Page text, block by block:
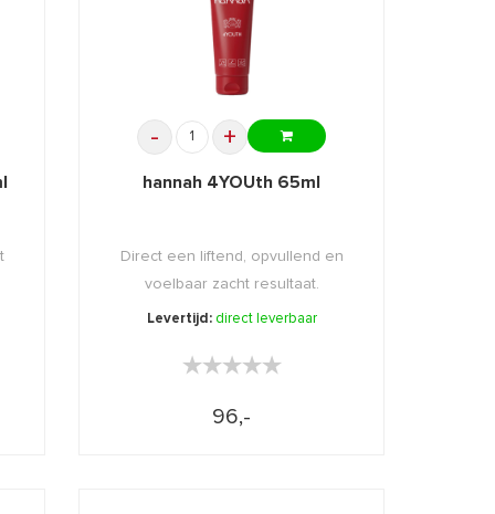
- +
hannah 4YOUth 65ml
Direct een liftend, opvullend en
voelbaar zacht resultaat.
Levertijd: direct leverbaar
★★★★★
★★★★★
96,-